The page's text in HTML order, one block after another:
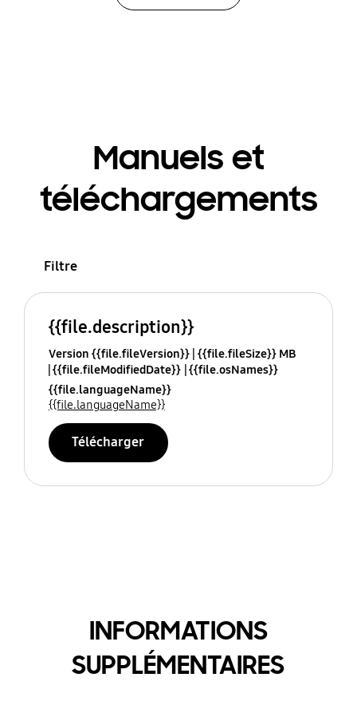
Manuels et
téléchargements
Filtre
{{file.description}}
Version {{file.fileVersion}} {{file.fileSize}} MB
{{file.fileModifiedDate}} {{file.osNames}}
{{file.languageName}}
{{file.languageName}}
Télécharger
INFORMATIONS
SUPPLÉMENTAIRES